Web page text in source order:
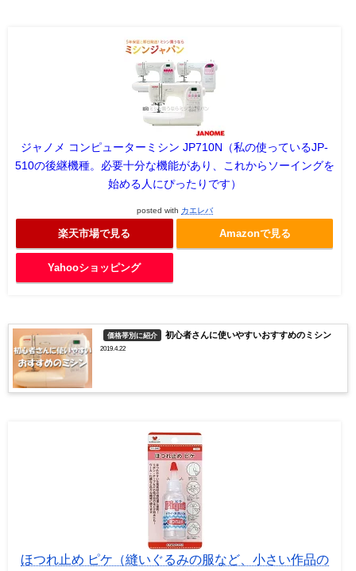
ジャノメ コンピューターミシン JP710N（私の使っているJP-
510の後継機種。必要十分な機能があり、これからソーイングを
始める人にぴったりです）
posted with カエレバ
楽天市場で見る Amazonで見る
Yahooショッピング
価格帯別に紹介 初心者さんに使いやすいおすすめのミシン
2019.4.22
ほつれ止め ピケ（縫いぐるみの服など、小さい作品の